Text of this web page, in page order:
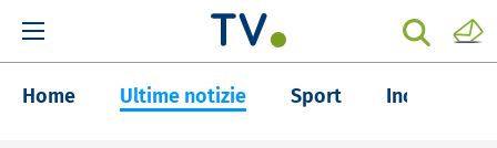
Home Ultime notizie Sport Inchieste